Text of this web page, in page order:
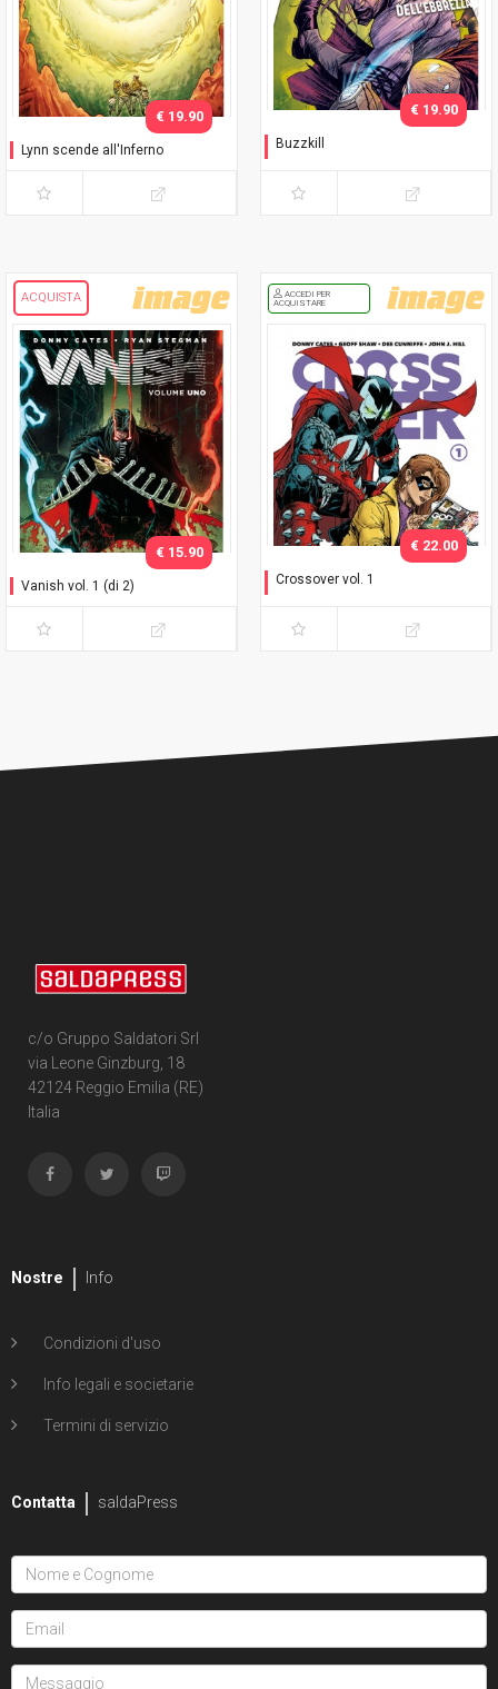
Lynn scende all'Inferno
€ 19.90
Buzzkill
€ 19.90
ACQUISTA
Vanish vol. 1 (di 2)
€ 15.90
ACCEDI PER
ACQUISTARE
Crossover vol. 1
catene - Variant
€ 22.00
c/o Gruppo Saldatori Srl
via Leone Ginzburg, 18
42124 Reggio Emilia (RE)
Italia
Nostre Info
Condizioni d'uso
Info legali e societarie
Termini di servizio
Contatta saldaPress